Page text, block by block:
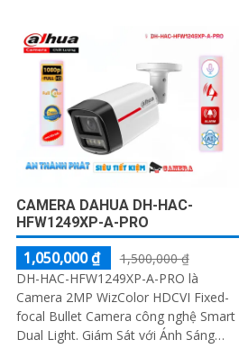
CAMERA DAHUA DH-HAC-
HFW1249XP-A-PRO
1,050,000 ₫
1,500,000 ₫
DH-HAC-HFW1249XP-A-PRO là
Camera 2MP WizColor HDCVI Fixed-
focal Bullet Camera công nghệ Smart
Dual Light. Giám Sát với Ánh Sáng